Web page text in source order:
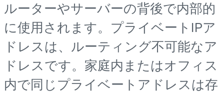
ルーターやサーバーの背後で内部的
に使用されます。プライベートIPア
ドレスは、ルーティング不可能なア
ドレスです。家庭内またはオフィス
内で同じプライベートアドレスは存